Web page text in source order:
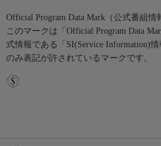
Official Program Data Mark（公式番組情
このマークは「Official Program Data
式情報である「SI(Service Information)
のみ表記が許されているマークです。